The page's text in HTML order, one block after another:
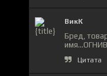
ВикК
Бред,
Цитата